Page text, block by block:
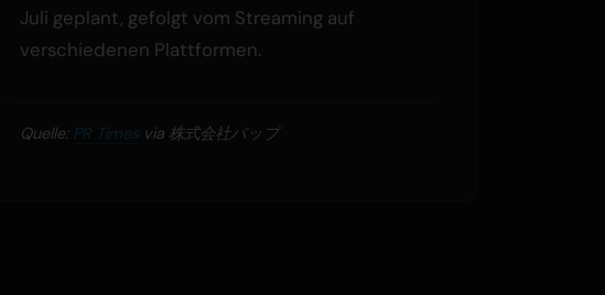
Juli geplant, gefolgt vom Streaming auf
verschiedenen Plattformen.
Quelle: PR Times via 株式会社バップ